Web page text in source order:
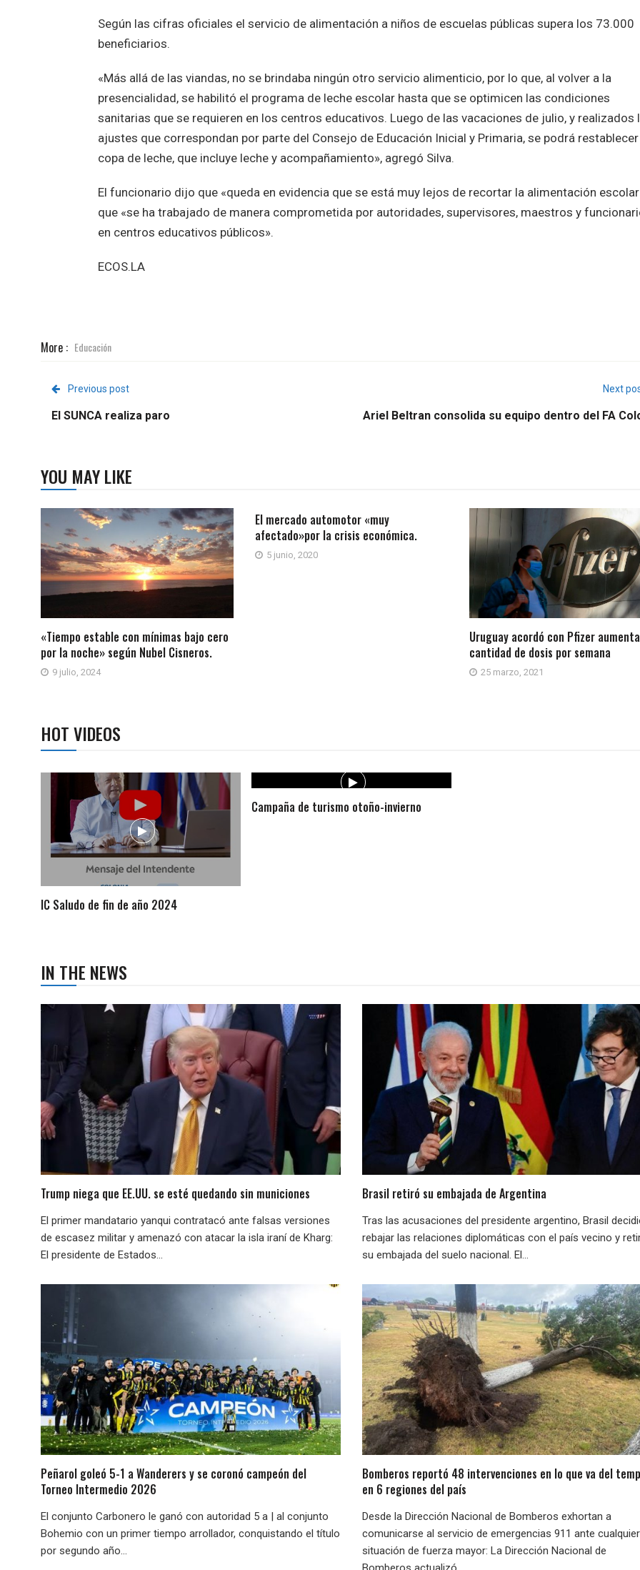
Según las cifras oficiales el servicio de alimentación a niños de escuelas públicas supera los 73.000
beneficiarios.
«Más allá de las viandas, no se brindaba ningún otro servicio alimenticio, por lo que, al volver a la
presencialidad, se habilitó el programa de leche escolar hasta que se optimicen las condiciones
sanitarias que se requieren en los centros educativos. Luego de las vacaciones de julio, y realizados
ajustes que correspondan por parte del Consejo de Educación Inicial y Primaria, se podrá
copa de leche, que incluye leche y acompañamiento», agregó Silva.
El funcionario dijo que «queda en evidencia que se está muy lejos de recortar la alimentación
que «se ha trabajado de manera comprometida por autoridades, supervisores, maestros y
en centros educativos públicos».
ECOS.LA
More : Educación
Previous post
El SUNCA realiza paro
Next
Ariel Beltran consolida su equipo dentro del FA
YOU MAY LIKE
«Tiempo estable con mínimas bajo cero
por la noche» según Nubel Cisneros.
9 julio, 2024
El mercado automotor «muy
afectado»por la crisis económica.
5 junio, 2020
Uruguay acordó con Pfizer
cantidad de dosis por semana
25 marzo, 2021
HOT VIDEOS
IC Saludo de fin de año 2024
Campaña de turismo otoño-invierno
IN THE NEWS
Trump niega que EE.UU. se esté quedando sin municiones
El primer mandatario yanqui contratacó ante falsas versiones
de escasez militar y amenazó con atacar la isla iraní de Kharg:
El presidente de Estados...
Brasil retiró su embajada de Argentina
Tras las acusaciones del presidente argentino, Brasil
rebajar las relaciones diplomáticas con el país vecino y
su embajada del suelo nacional. El...
Peñarol goleó 5-1 a Wanderers y se coronó campeón del
Torneo Intermedio 2026
El conjunto Carbonero le ganó con autoridad 5 a | al conjunto
Bohemio con un primer tiempo arrollador, conquistando el título
por segundo año...
Bomberos reportó 48 intervenciones en lo que va del
en 6 regiones del país
Desde la Dirección Nacional de Bomberos exhortan a
comunicarse al servicio de emergencias 911 ante cualquier
situación de fuerza mayor: La Dirección Nacional de